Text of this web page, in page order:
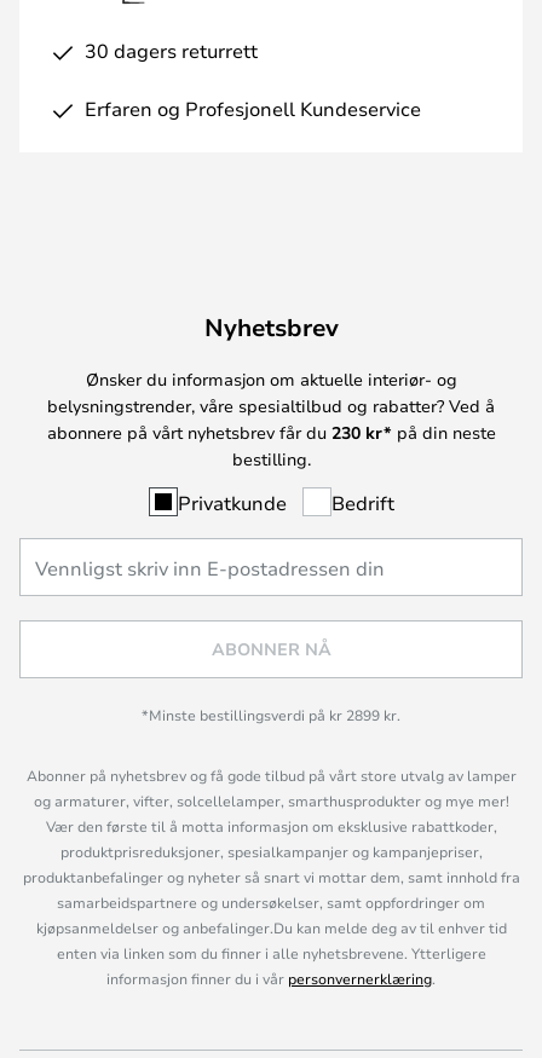
30 dagers returrett
Erfaren og Profesjonell Kundeservice
Nyhetsbrev
Ønsker du informasjon om aktuelle interiør- og
belysningstrender, våre spesialtilbud og rabatter? Ved å
abonnere på vårt nyhetsbrev får du 230 kr* på din neste
bestilling.
Privatkunde Bedrift
ABONNER NÅ
*Minste bestillingsverdi på kr 2899 kr.
Abonner på nyhetsbrev og få gode tilbud på vårt store utvalg av lamper
og armaturer, vifter, solcellelamper, smarthusprodukter og mye mer!
Vær den første til å motta informasjon om eksklusive rabattkoder,
produktprisreduksjoner, spesialkampanjer og kampanjepriser,
produktanbefalinger og nyheter så snart vi mottar dem, samt innhold fra
samarbeidspartnere og undersøkelser, samt oppfordringer om
kjøpsanmeldelser og anbefalinger.Du kan melde deg av til enhver tid
enten via linken som du finner i alle nyhetsbrevene. Ytterligere
informasjon finner du i vår personvernerklæring.